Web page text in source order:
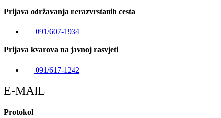
Prijava održavanja nerazvrstanih cesta
091/607-1934
Prijava kvarova na javnoj rasvjeti
091/617-1242
E-MAIL
Protokol